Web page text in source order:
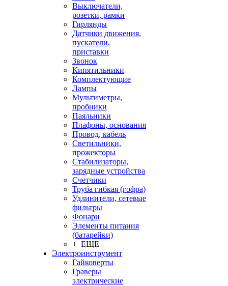
Выключатели,
розетки, рамки
Гирлянды
Датчики движения,
пускатели,
приставки
Звонок
Кипятильники
Комплектующие
Лампы
Мультиметры,
пробники
Паяльники
Плафоны, основания
Провод, кабель
Светильники,
прожекторы
Стабилизаторы,
зарядные устройства
Счетчики
Труба гибкая (гофра)
Удлинители, сетевые
фильтры
Фонари
Элементы питания
(батарейки)
+ ЕЩЕ
Электроинструмент
Гайковерты
Граверы
электрические